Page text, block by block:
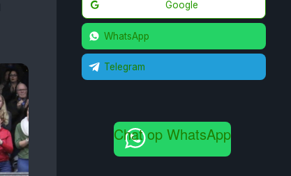
Google
WhatsApp
Telegram
Chat op WhatsApp